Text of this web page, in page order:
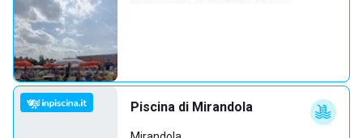
Piscina di Mirandola